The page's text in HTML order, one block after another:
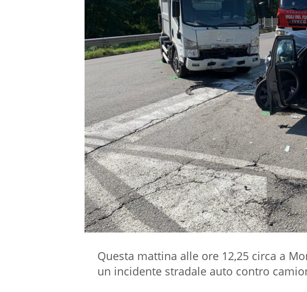
Questa mattina alle ore 12,25 circa a
un incidente stradale auto contro